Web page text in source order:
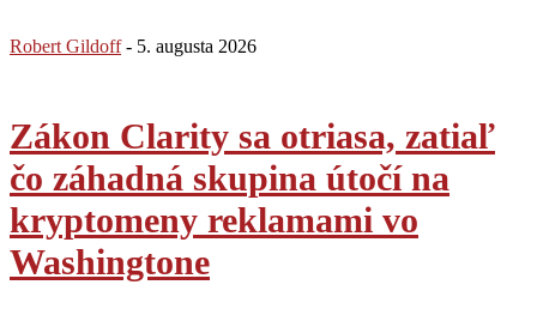
Robert Gildoff - 5. augusta 2026
Zákon Clarity sa otriasa, zatiaľ
čo záhadná skupina útočí na
kryptomeny reklamami vo
Washingtone